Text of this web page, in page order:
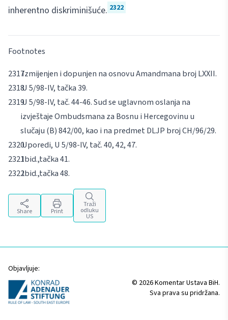
inherentno diskriminišuće. 2322
Footnotes
Izmijenjen i dopunjen na osnovu Amandmana broj LXXII.
U 5/98-IV, tačka 39.
U 5/98-IV, tač. 44-46. Sud se uglavnom oslanja na
izvještaje Ombudsmana za Bosnu i Hercegovinu u
slučaju (B) 842/00, kao i na predmet DLJP broj CH/96/29.
Uporedi, U 5/98-IV, tač. 40, 42, 47.
Ibid.,tačka 41.
Ibid.,tačka 48.
Share Print
Traži
odluku
US
Objavljuje:
© 2026 Komentar Ustava BiH.
Sva prava su pridržana.